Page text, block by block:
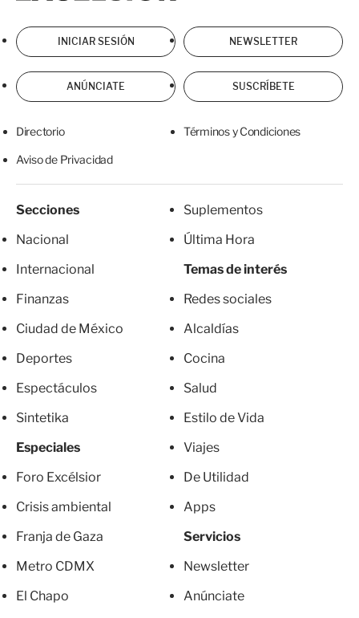
INICIAR SESIÓN NEWSLETTER
ANÚNCIATE SUSCRÍBETE
Directorio Términos y Condiciones
Aviso de Privacidad
Secciones
Nacional
Internacional
Finanzas
Ciudad de México
Deportes
Espectáculos
Sintetika
Especiales
Foro Excélsior
Crisis ambiental
Franja de Gaza
Metro CDMX
El Chapo
Suplementos
Última Hora
Temas de interés
Redes sociales
Alcaldías
Cocina
Salud
Estilo de Vida
Viajes
De Utilidad
Apps
Servicios
Newsletter
Anúnciate